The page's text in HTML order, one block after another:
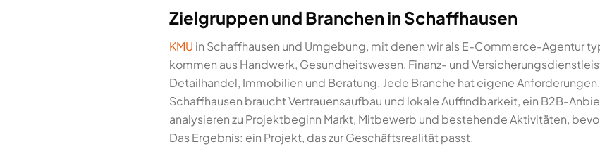
Zielgruppen und Branchen in Schaffhausen
KMU in Schaffhausen und Umgebung, mit denen wir als E-Commerce-Agentur
kommen aus Handwerk, Gesundheitswesen, Finanz- und
Detailhandel, Immobilien und Beratung. Jede Branche hat eigene Anforderungen.
Schaffhausen braucht Vertrauensaufbau und lokale Auffindbarkeit, ein B2B-
analysieren zu Projektbeginn Markt, Mitbewerb und bestehende Aktivitäten,
Das Ergebnis: ein Projekt, das zur Geschäftsrealität passt.